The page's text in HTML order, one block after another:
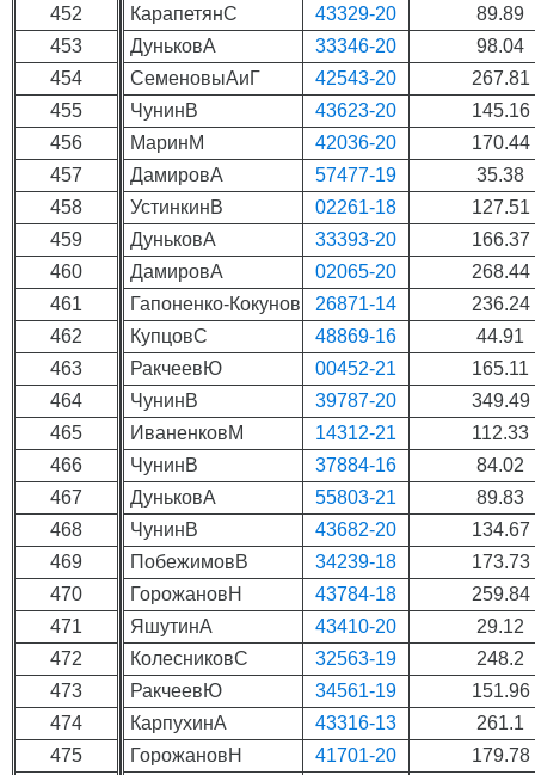
452
453
454
455
456
457
458
459
460
461
462
463
464
465
466
467
468
469
470
471
472
473
474
475
КарапетянС
43329-20
89.89
ДуньковА
33346-20
98.04
СеменовыАиГ
42543-20
267.81
ЧунинВ
43623-20
145.16
МаринМ
42036-20
170.44
ДамировА
57477-19
35.38
УстинкинВ
02261-18
127.51
ДуньковА
33393-20
166.37
ДамировА
02065-20
268.44
Гапоненко-Кокунов
26871-14
236.24
КупцовС
48869-16
44.91
РакчеевЮ
00452-21
165.11
ЧунинВ
39787-20
349.49
ИваненковМ
14312-21
112.33
ЧунинВ
37884-16
84.02
ДуньковА
55803-21
89.83
ЧунинВ
43682-20
134.67
ПобежимовВ
34239-18
173.73
ГорожановН
43784-18
259.84
ЯшутинА
43410-20
29.12
КолесниковС
32563-19
248.2
РакчеевЮ
34561-19
151.96
КарпухинА
43316-13
261.1
ГорожановН
41701-20
179.78